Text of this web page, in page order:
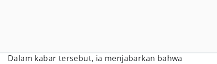
Dalam kabar tersebut, ia menjabarkan bahwa